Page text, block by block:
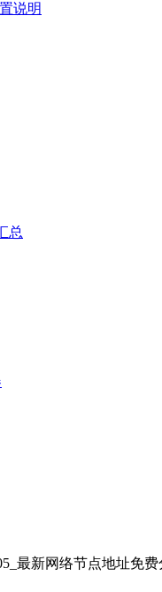
说明
总
最新网络节点地址